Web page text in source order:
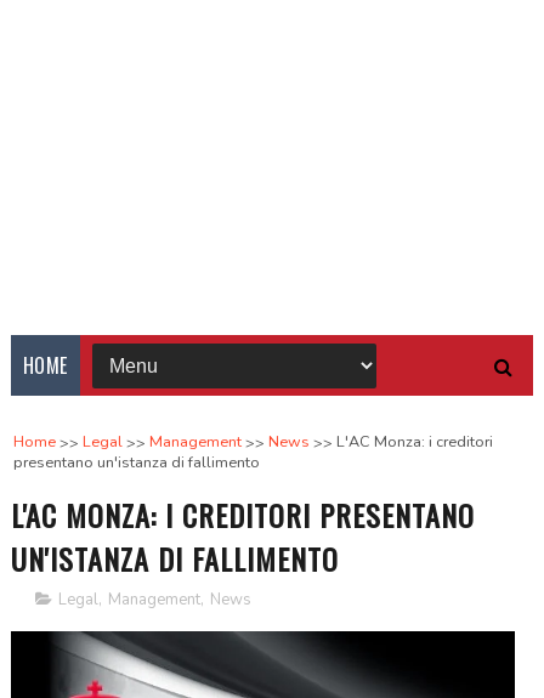
HOME
Home Legal Management News
L'AC Monza: i creditori
presentano un'istanza di fallimento
L'AC MONZA: I CREDITORI PRESENTANO
UN'ISTANZA DI FALLIMENTO
Legal, Management, News